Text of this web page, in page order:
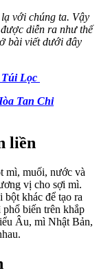
với chúng ta. Vậy
diễn ra như thế
bài viết dưới đây
Túi Lọc
Tan Chi
liền
mì, muối, nước và
vị cho sợi mì.
khác để tạo ra
biến trên khắp
Âu, mì Nhật Bản,